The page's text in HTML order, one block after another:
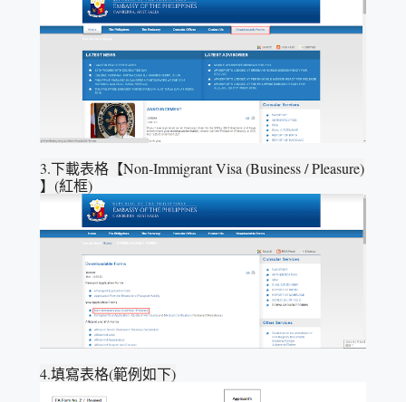
3.下載表格【Non-Immigrant Visa (Business / Pleasure)
】(紅框)
4.填寫表格(範例如下)